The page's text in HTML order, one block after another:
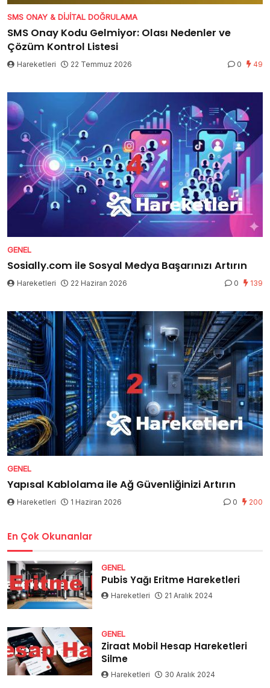
SMS ONAY & DIJITAL DOĞRULAMA
SMS Onay Kodu Gelmiyor: Olası Nedenler ve
Çözüm Kontrol Listesi
Hareketleri 22 Temmuz 2026 0 49
GENEL
Sosially.com ile Sosyal Medya Başarınızı Artırın
Hareketleri 22 Haziran 2026 0 139
GENEL
Yapısal Kablolama ile Ağ Güvenliğinizi Artırın
Hareketleri 1 Haziran 2026 0 200
En Çok Okunanlar
GENEL
Pubis Yağı Eritme Hareketleri
Hareketleri 21 Aralık 2024
GENEL
Ziraat Mobil Hesap Hareketleri
Silme
Hareketleri 30 Aralık 2024